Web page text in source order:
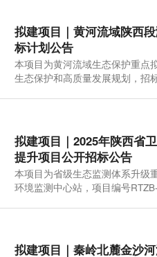
拟建项目｜黄河流域陕西
标计划公告
本项目为黄河流域生态保护重点
生态保护和高质量发展规划，招
拟建项目｜2025年陕西省
提升项目公开招标公告
本项目为省级生态监测体系升级
环境监测中心站，项目编号
拟建项目｜秦岭北麓金沙